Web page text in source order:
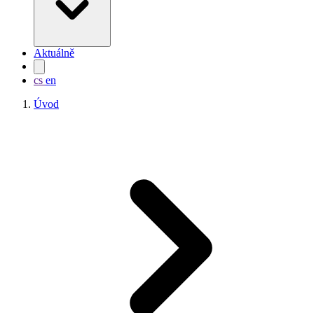
Aktuálně
cs en
Úvod